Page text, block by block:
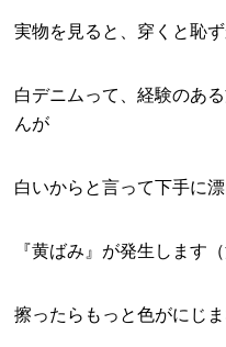
実物を見ると、穿くと恥
白デニムって、経験のあ
んが
白いからと言って下手に
『黄ばみ』が発生します（
擦ったらもっと色がにじ